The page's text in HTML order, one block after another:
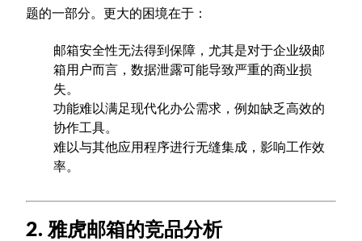
题的一部分。更大的困境在于：
邮箱安全性无法得到保障，尤其是对于企业级邮
箱用户而言，数据泄露可能导致严重的商业损
失。
功能难以满足现代化办公需求，例如缺乏高效的
协作工具。
难以与其他应用程序进行无缝集成，影响工作效
率。
2. 雅虎邮箱的竞品分析